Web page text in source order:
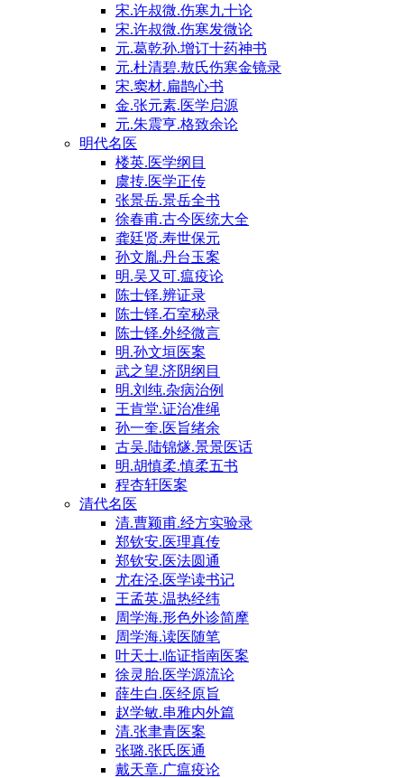
宋.许叔微.伤寒九十论
宋.许叔微.伤寒发微论
元.葛乾孙.增订十药神书
元.杜清碧.敖氏伤寒金镜录
宋.窦材.扁鹊心书
金.张元素.医学启源
元.朱震亨.格致余论
明代名医
楼英.医学纲目
虞抟.医学正传
张景岳.景岳全书
徐春甫.古今医统大全
龚廷贤.寿世保元
孙文胤.丹台玉案
明.吴又可.瘟疫论
陈士铎.辨证录
陈士铎.石室秘录
陈士铎.外经微言
明.孙文垣医案
武之望.济阴纲目
明.刘纯.杂病治例
王肯堂.证治准绳
孙一奎.医旨绪余
古吴.陆锦燧.景景医话
明.胡慎柔.慎柔五书
程杏轩医案
清代名医
清.曹颖甫.经方实验录
郑钦安.医理真传
郑钦安.医法圆通
尤在泾.医学读书记
王孟英.温热经纬
周学海.形色外诊简摩
周学海.读医随笔
叶天士.临证指南医案
徐灵胎.医学源流论
薛生白.医经原旨
赵学敏.串雅内外篇
清.张聿青医案
张璐.张氏医通
戴天章.广瘟疫论